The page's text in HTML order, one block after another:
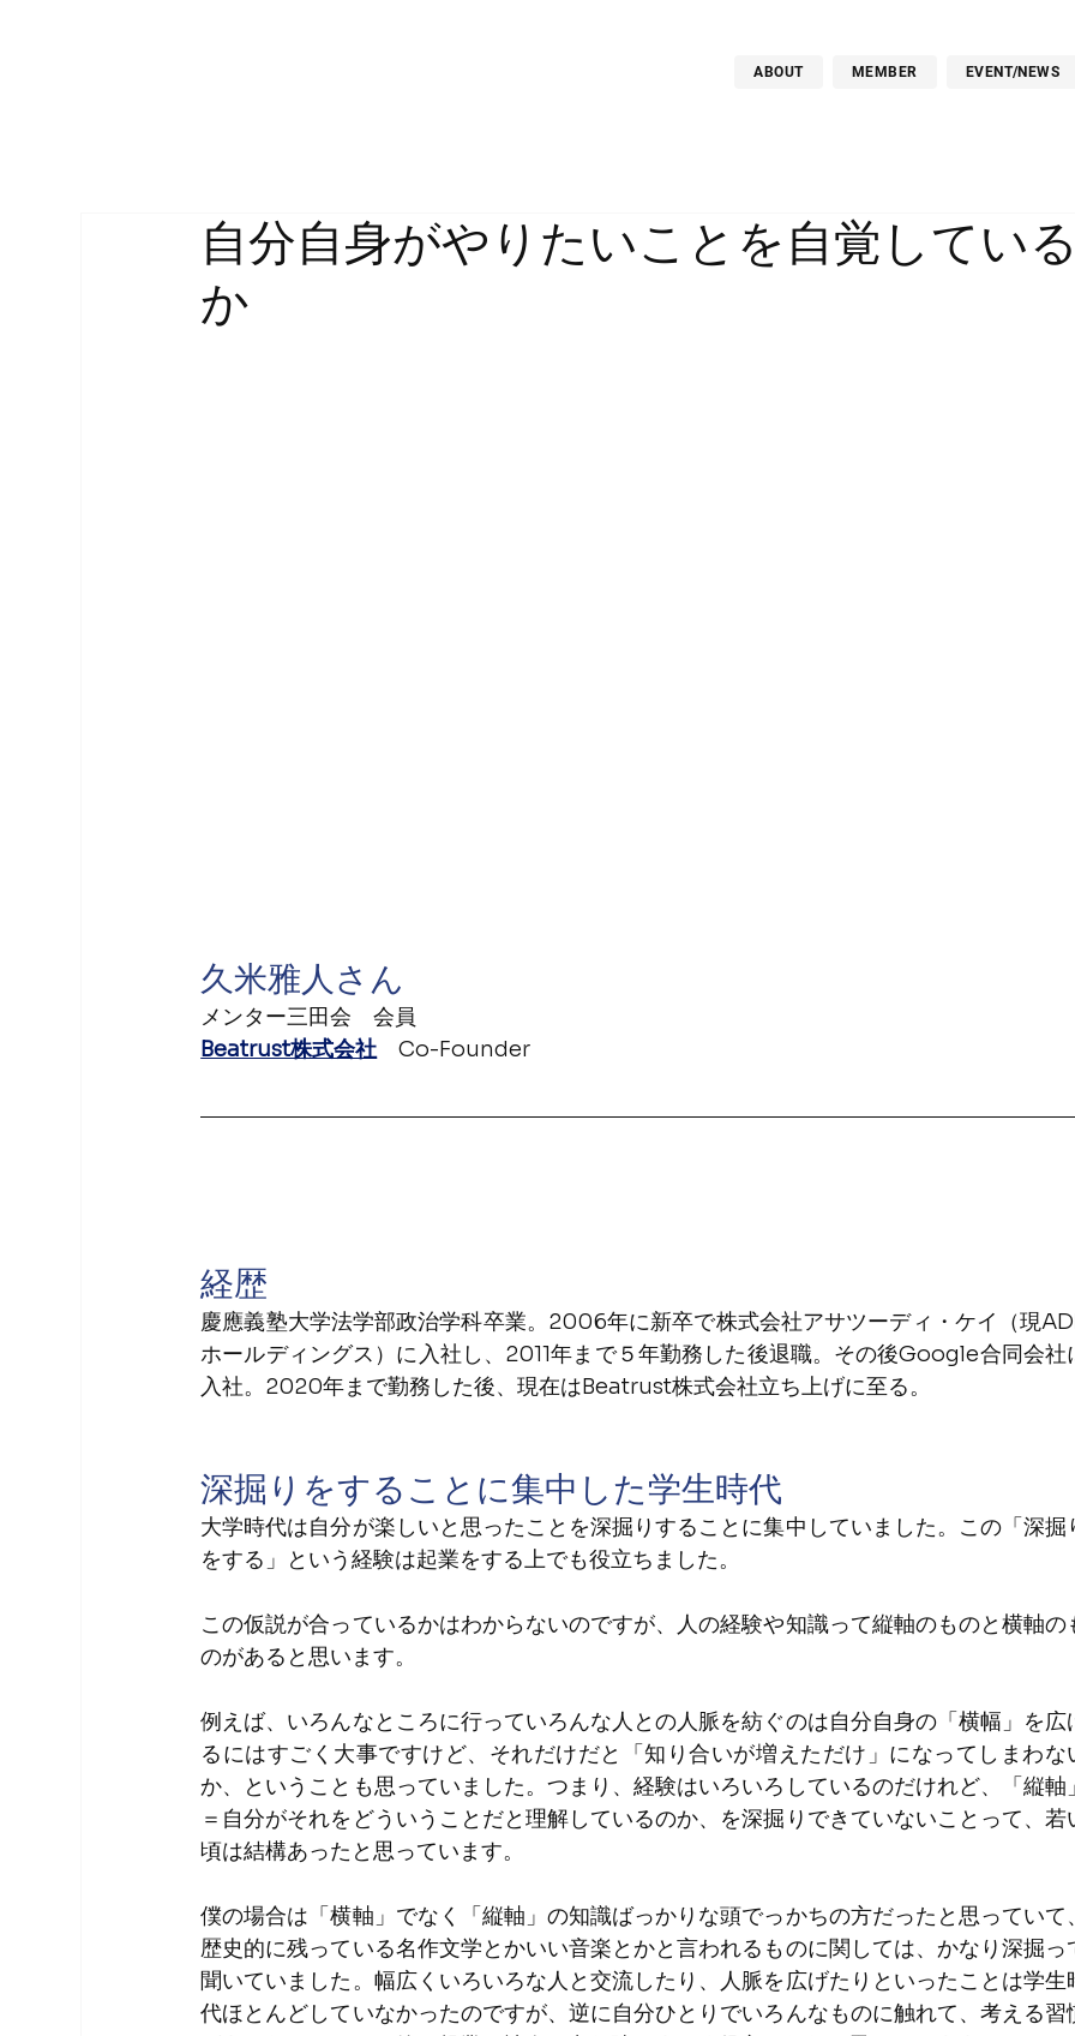
ABOUT MEMBER EVENT/NEWS
自分自身がやりたいことを自覚している
か
久米雅人さん
メンター三田会　会員
Beatrust株式会社 Co-Founder
経歴
慶應義塾大学法学部政治学科卒業。2006年に新卒で株式会社アサツーディ・ケイ（現
ホールディングス）に入社し、2011年まで５年勤務した後退職。その後Google合同会社
入社。2020年まで勤務した後、現在はBeatrust株式会社立ち上げに至る。
深掘りをすることに集中した学生時代
大学時代は自分が楽しいと思ったことを深掘りすることに集中していました。この「深掘
をする」という経験は起業をする上でも役立ちました。
この仮説が合っているかはわからないのですが、人の経験や知識って縦軸のものと横軸の
のがあると思います。
例えば、いろんなところに行っていろんな人との人脈を紡ぐのは自分自身の「横幅」を広
るにはすごく大事ですけど、それだけだと「知り合いが増えただけ」になってしまわな
か、ということも思っていました。つまり、経験はいろいろしているのだけれど、「縦軸」
＝自分がそれをどういうことだと理解しているのか、を深掘りできていないことって、若
頃は結構あったと思っています。
僕の場合は「横軸」でなく「縦軸」の知識ばっかりな頭でっかちの方だったと思っていて、
歴史的に残っている名作文学とかいい音楽とかと言われるものに関しては、かなり深掘っ
聞いていました。幅広くいろいろな人と交流したり、人脈を広げたりといったことは学生
代ほとんどしていなかったのですが、逆に自分ひとりでいろんなものに触れて、考える習